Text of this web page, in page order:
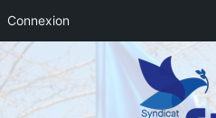
Connexion